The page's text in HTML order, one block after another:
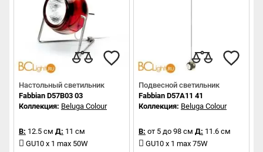
Настольный светильник
Fabbian D57B03 03
Коллекция: Beluga Colour
В: 12.5 см Д: 11 см
GU10 x 1 max 50W
Подвесной светильник
Fabbian D57A11 41
Коллекция: Beluga Colour
В: от 5 до 98 см Д: 11.6 см
GU10 x 1 max 75W